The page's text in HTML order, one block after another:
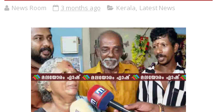
News Room 3 months ago Kerala, Latest News